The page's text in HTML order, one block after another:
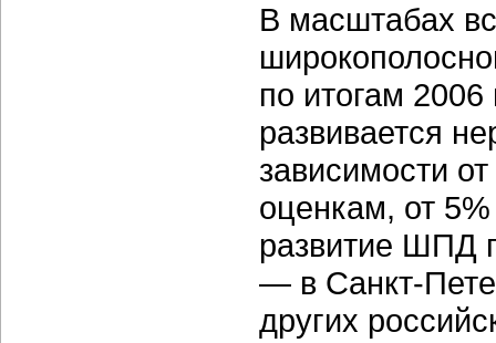
В масштабах
по итогам
развивается
зависимости
оценкам, от
развитие ШПД
— в Санкт-
других